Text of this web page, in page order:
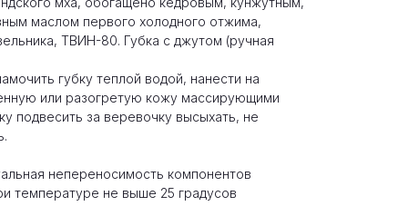
маслом первого холодного отжима,
ТВИН-80. Губка с джутом (ручная
губку теплой водой, нанести на
или разогретую кожу массирующими
подвесить за веревочку высыхать, не
непереносимость компонентов
температуре не выше 25 градусов